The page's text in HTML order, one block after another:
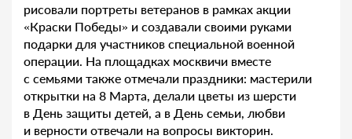
рисовали портреты ветеранов в рамках акции
«Краски Победы» и создавали своими руками
подарки для участников специальной военной
операции. На площадках москвичи вместе
с семьями также отмечали праздники: мастерили
открытки на 8 Марта, делали цветы из шерсти
в День защиты детей, а в День семьи, любви
и верности отвечали на вопросы викторин.